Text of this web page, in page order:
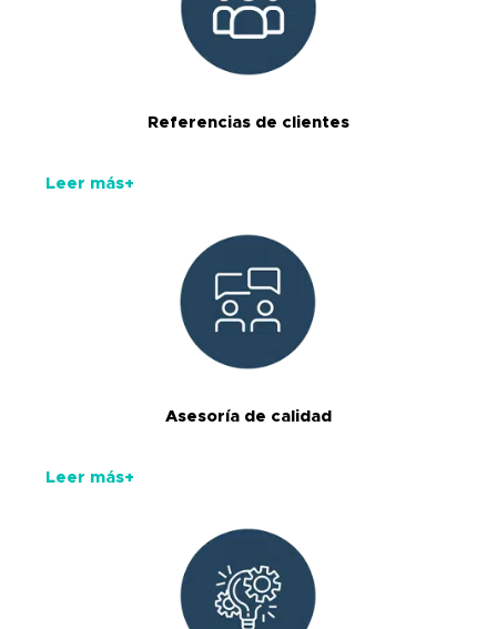
Referencias de clientes
Leer más+
Asesoría de calidad
Leer más+